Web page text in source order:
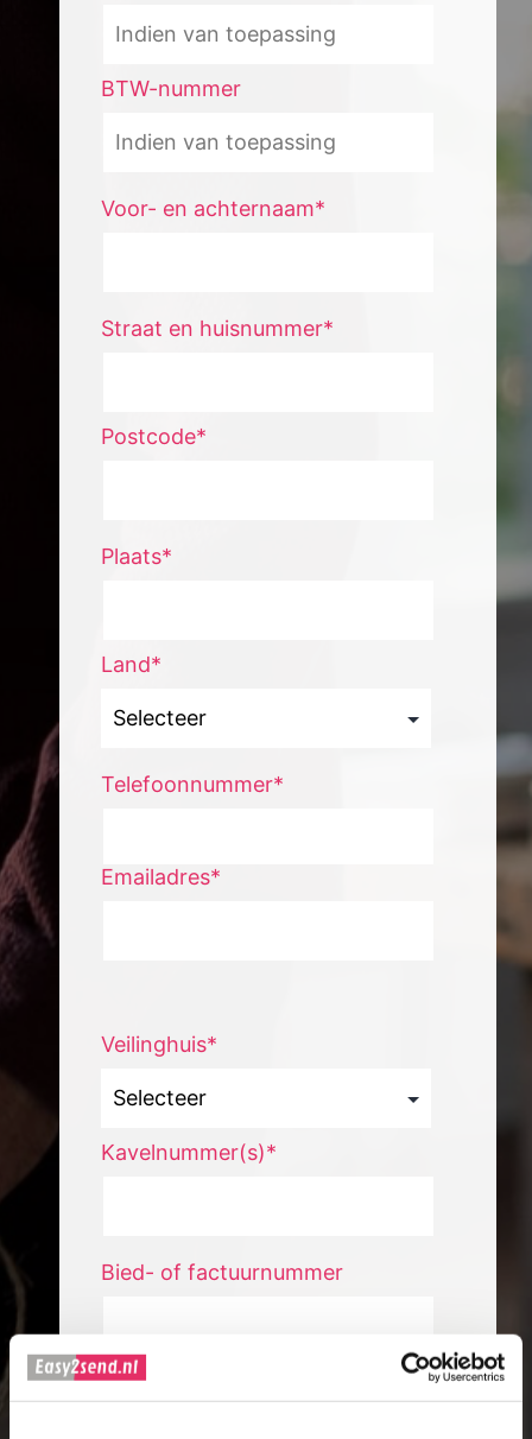
BTW-nummer
Voor- en achternaam*
Straat en huisnummer*
Postcode*
Plaats*
Land*
Telefoonnummer*
Emailadres*
Veilinghuis*
Kavelnummer(s)*
Bied- of factuurnummer
Omschrijving van goederen